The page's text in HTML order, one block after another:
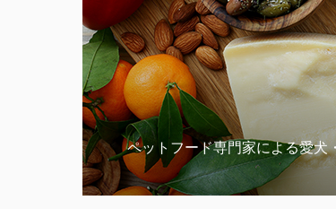
ペットフード専門家による愛犬